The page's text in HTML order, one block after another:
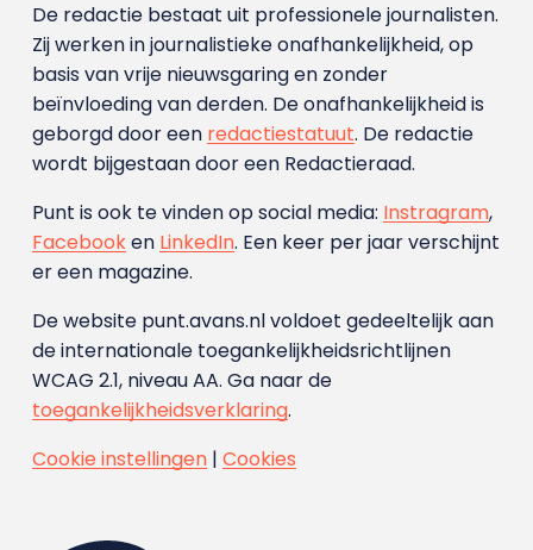
De redactie bestaat uit professionele journalisten.
Zij werken in journalistieke onafhankelijkheid, op
basis van vrije nieuwsgaring en zonder
beïnvloeding van derden. De onafhankelijkheid is
geborgd door een redactiestatuut. De redactie
wordt bijgestaan door een Redactieraad.
Punt is ook te vinden op social media: Instragram,
Facebooken LinkedIn. Een keer per jaar verschijnt
er een magazine.
De website punt.avans.nl voldoet gedeeltelijk aan
de internationale toegankelijkheidsrichtlijnen
WCAG 2.1, niveau AA. Ga naar de
toegankelijkheidsverklaring.
Cookie instellingen| Cookies